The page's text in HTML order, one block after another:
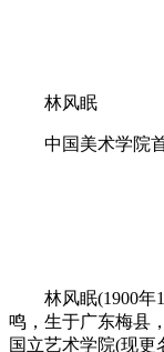
林风眠
中国美术学院
林风眠(1900年
鸣，生于广东梅县
国立艺术学院(现更